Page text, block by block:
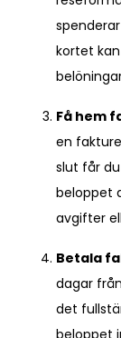
kortet
Få hem
en
slut får
beloppet
avgifter
Betala
dagar
det
beloppet